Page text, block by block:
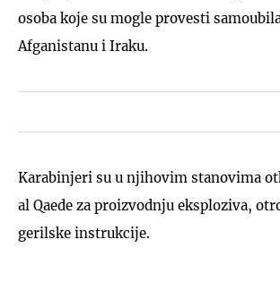
osoba koje su mogle provesti
Afganistanu i Iraku.
Karabinjeri su u njihovim stanovima
al Qaede za proizvodnju eksploziva,
gerilske instrukcije.